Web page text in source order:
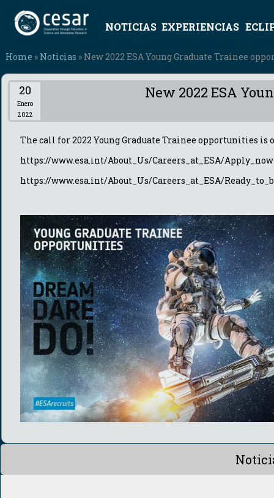
NOTICIAS EXPERIENCIAS
Home » Noticias » New 2022 ESA Young Graduate Trainee
20
Enero
2022
New 2022 ESA
The call for 2022 Young Graduate Trainee opportunities
https://www.esa.int/About_Us/Careers_at_ESA/
https://www.esa.int/About_Us/Careers_at_ESA/